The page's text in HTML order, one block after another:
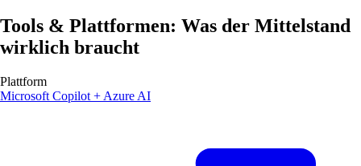
Tools & Plattformen: Was der Mittelstand
wirklich braucht
Plattform
Microsoft Copilot + Azure AI